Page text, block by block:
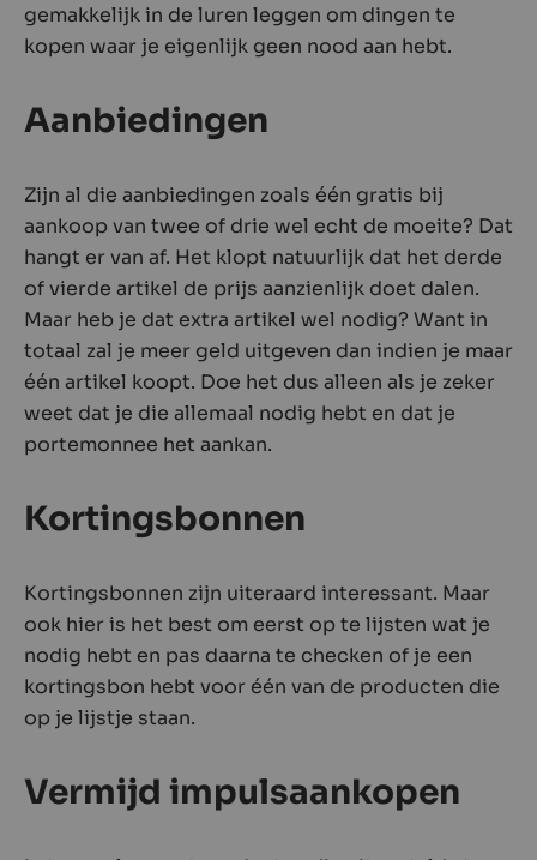
gemakkelijk in de luren leggen om dingen te
kopen waar je eigenlijk geen nood aan hebt.
Aanbiedingen
Zijn al die aanbiedingen zoals één gratis bij
aankoop van twee of drie wel echt de moeite? Dat
hangt er van af. Het klopt natuurlijk dat het derde
of vierde artikel de prijs aanzienlijk doet dalen.
Maar heb je dat extra artikel wel nodig? Want in
totaal zal je meer geld uitgeven dan indien je maar
één artikel koopt. Doe het dus alleen als je zeker
weet dat je die allemaal nodig hebt en dat je
portemonnee het aankan.
Kortingsbonnen
Kortingsbonnen zijn uiteraard interessant. Maar
ook hier is het best om eerst op te lijsten wat je
nodig hebt en pas daarna te checken of je een
kortingsbon hebt voor één van de producten die
op je lijstje staan.
Vermijd impulsaankopen